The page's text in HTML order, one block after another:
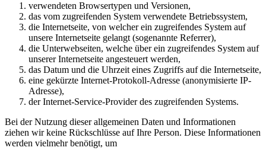
verwendeten Browsertypen und Versionen,
das vom zugreifenden System verwendete Betriebssystem,
die Internetseite, von welcher ein zugreifendes System auf
unsere Internetseite gelangt (sogenannte Referrer),
die Unterwebseiten, welche über ein zugreifendes System auf
unserer Internetseite angesteuert werden,
das Datum und die Uhrzeit eines Zugriffs auf die Internetseite,
eine gekürzte Internet-Protokoll-Adresse (anonymisierte IP-
Adresse),
der Internet-Service-Provider des zugreifenden Systems.
Bei der Nutzung dieser allgemeinen Daten und Informationen
ziehen wir keine Rückschlüsse auf Ihre Person. Diese Informationen
werden vielmehr benötigt, um